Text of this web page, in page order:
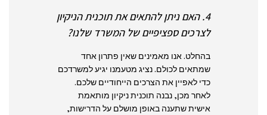
4. האם ניתן להתאים את תוכנית הניקיון
לצרכים ספציפיים של המשרד שלנו?
בהחלט. אנו מאמינים שאין פתרון אחד
שמתאים לכולם. נציג מטעמנו יגיע למשרדכם
כדי לאפיין את הצרכים הייחודיים שלכם.
לאחר מכן, נבנה תוכנית ניקיון מותאמת
אישית שתענה באופן מושלם על הדרישות,